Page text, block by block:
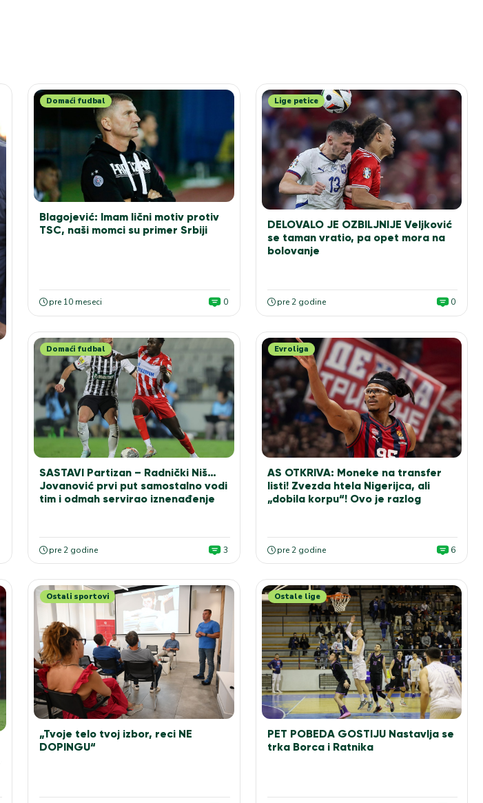
Domaći fudbal
Blagojević: Imam lični motiv protiv
TSC, naši momci su primer Srbiji
pre 10 meseci 0
Lige petice
DELOVALO JE OZBILJNIJE Veljković
se taman vratio, pa opet mora na
bolovanje
pre 2 godine 0
Domaći fudbal
SASTAVI Partizan – Radnički Niš…
Jovanović prvi put samostalno vodi
tim i odmah servirao iznenađenje
pre 2 godine 3
Evroliga
AS OTKRIVA: Moneke na transfer
listi! Zvezda htela Nigerijca, ali
„dobila korpu“! Ovo je razlog
pre 2 godine 6
Ostali sportovi
„Tvoje telo tvoj izbor, reci NE
DOPINGU“
Ostale lige
PET POBEDA GOSTIJU Nastavlja se
trka Borca i Ratnika